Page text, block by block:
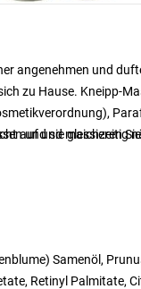
angenehmen und
zu Hause. Kneipp-
und sie gleichzeitig
auf und massieren
Samenöl,
Retinyl Palmitate,